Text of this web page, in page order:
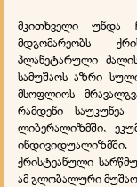
მკითხველი უნდა
მდგომარეობს
პლანეტარული
სამუშაოს აზრი
მსოფლიოს
რამდენი საუკუნეა
ლიბერალიზმში,
ქრისტეანული
ამ გლობალური